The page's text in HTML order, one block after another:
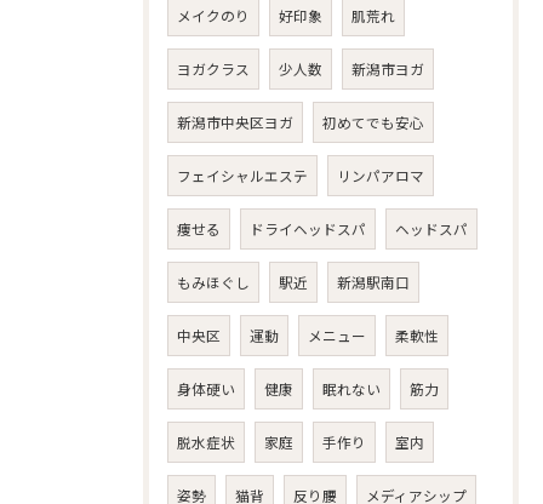
メイクのり 好印象 肌荒れ
ヨガクラス 少人数 新潟市ヨガ
新潟市中央区ヨガ 初めてでも安心
フェイシャルエステ リンパアロマ
痩せる ドライヘッドスパ ヘッドスパ
もみほぐし 駅近 新潟駅南口
中央区 運動 メニュー 柔軟性
身体硬い 健康 眠れない 筋力
脱水症状 家庭 手作り 室内
姿勢 猫背 反り腰 メディアシップ